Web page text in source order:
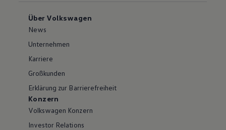
Über Volkswagen
News
Unternehmen
Karriere
Großkunden
Erklärung zur Barrierefreiheit
Konzern
Volkswagen Konzern
Investor Relations